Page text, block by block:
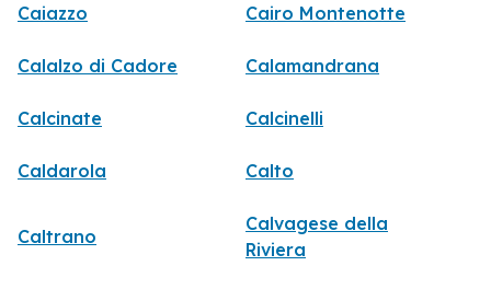
Caiazzo Cairo Montenotte
Calalzo di Cadore Calamandrana
Calcinate Calcinelli
Caldarola Calto
Caltrano
Calvagese della
Riviera